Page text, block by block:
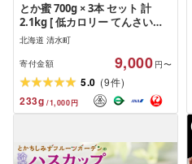
とか蜜 700g × 3本 セット 計
2.1kg [ 低カロリー てんさい糖
ヨーグルト コーヒー お菓子作
り 煮物 隠し味 手作り 天然のオ
リゴ糖 贈り物 お取り寄せ 北海
道 清水町 ]
北海道 清水町
寄付金額 9,000 円〜
5.0 (9件)
233g /1,000円